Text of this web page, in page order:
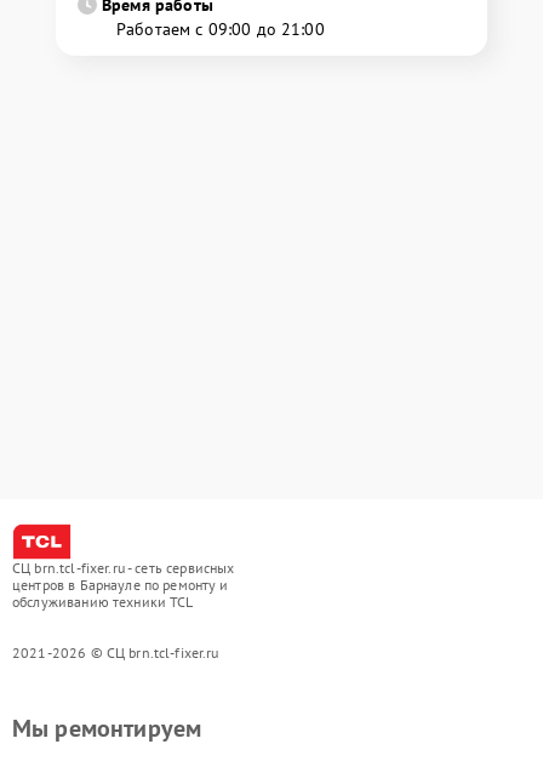
Время работы
Работаем с 09:00 до 21:00
СЦ brn.tcl-fixer.ru - сеть сервисных
центров в Барнауле по ремонту и
обслуживанию техники TCL
2021-2026 © СЦ brn.tcl-fixer.ru
Мы ремонтируем